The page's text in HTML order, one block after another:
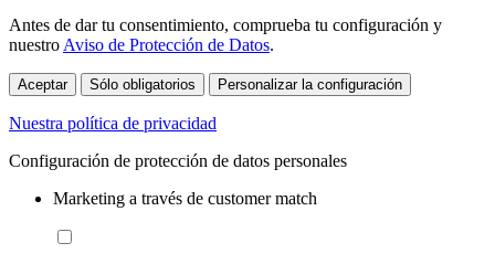
Antes de dar tu consentimiento, comprueba tu configuración y
nuestro Aviso de Protección de Datos.
Aceptar Sólo obligatorios Personalizar la configuración
Nuestra política de privacidad
Configuración de protección de datos personales
Marketing a través de customer match